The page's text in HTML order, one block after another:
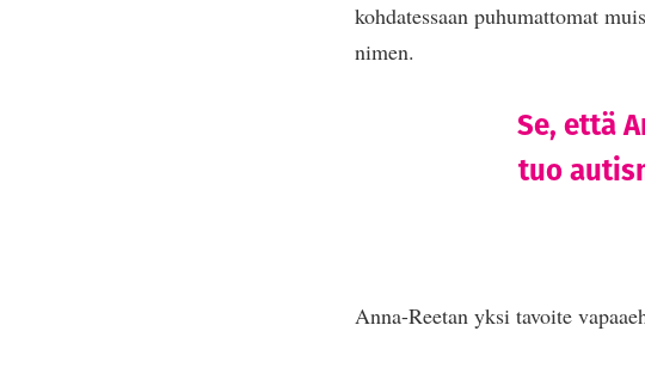
kohdatessaan puhumattomat
nimen.
Se, että
tuo
Anna-Reetan yksi tavoite